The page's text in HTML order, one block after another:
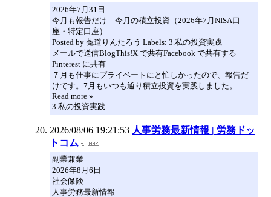
2026年7月31日
今月も報告だけ―今月の積立投資（2026年7月NISA口
座・特定口座）
Posted by 菟道りんたろう Labels: 3.私の投資実践
メールで送信BlogThis!X で共有Facebook で共有する
Pinterest に共有
７月も仕事にプライベートにと忙しかったので、報告だ
けです。7月もいつも通り積立投資を実践しました。
Read more »
3.私の投資実践
2026/08/06 19:21:53 人事労務最新情報 | 労務ドッ
トコム
副業兼業
2026年8月6日
社会保険
人事労務最新情報